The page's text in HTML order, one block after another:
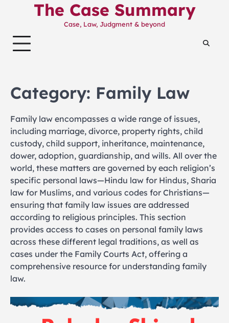
The Case Summary
Case, Law, Judgment & beyond
Category: Family Law
Family law encompasses a wide range of issues,
including marriage, divorce, property rights, child
custody, child support, inheritance, maintenance,
dower, adoption, guardianship, and wills. All over the
world, these matters are governed by each religion’s
specific personal laws—Hindu law for Hindus, Sharia
law for Muslims, and various codes for Christians—
ensuring that family law issues are addressed
according to religious principles. This section
provides access to cases on personal family laws
across these different legal traditions, as well as
cases under the Family Courts Act, offering a
comprehensive resource for understanding family
law.